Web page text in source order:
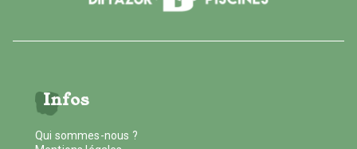
Infos
Qui sommes-nous ?